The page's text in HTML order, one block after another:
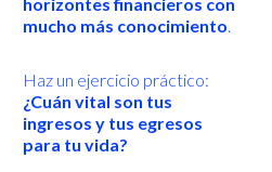
horizontes financieros con
mucho más conocimiento.
Haz un ejercicio práctico:
¿Cuán vital son tus
ingresos y tus egresos
para tu vida?